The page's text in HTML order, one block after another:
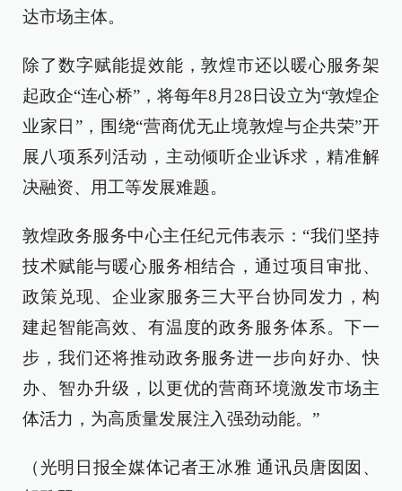
达市场主体。
除了数字赋能提效能，敦煌市还以暖心服务架
起政企“连心桥”，将每年8月28日设立为“敦煌企
业家日”，围绕“营商优无止境敦煌与企共荣”开
展八项系列活动，主动倾听企业诉求，精准解
决融资、用工等发展难题。
敦煌政务服务中心主任纪元伟表示：“我们坚持
技术赋能与暖心服务相结合，通过项目审批、
政策兑现、企业家服务三大平台协同发力，构
建起智能高效、有温度的政务服务体系。下一
步，我们还将推动政务服务进一步向好办、快
办、智办升级，以更优的营商环境激发市场主
体活力，为高质量发展注入强劲动能。”
（光明日报全媒体记者王冰雅 通讯员唐囡囡、